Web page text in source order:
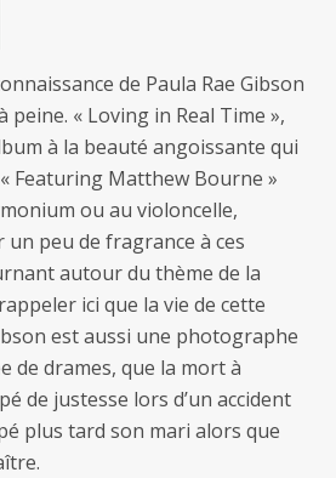
de Paula Rae Gibson
peine. « Loving in Real Time »,
à la beauté angoissante qui
Featuring Matthew Bourne »
ou au violoncelle,
un peu de fragrance à ces
autour du thème de la
ici que la vie de cette
est aussi une photographe
de drames, que la mort à
de justesse lors d’un accident
plus tard son mari alors que